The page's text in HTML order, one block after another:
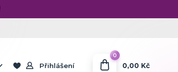
Přihlášení
0
0,00 Kč